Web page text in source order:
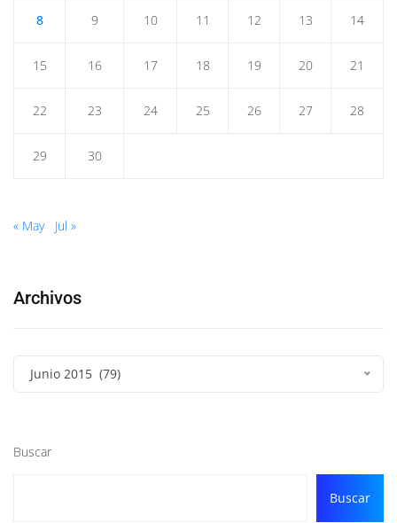
8 9 10 11 12 13 14
15 16 17 18 19 20 21
22 23 24 25 26 27 28
29 30
« May Jul »
Archivos
Junio 2015 (79)
Buscar
Buscar